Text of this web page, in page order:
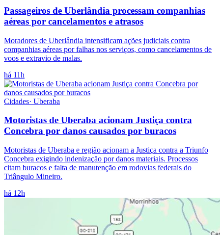
Passageiros de Uberlândia processam companhias
aéreas por cancelamentos e atrasos
Moradores de Uberlândia intensificam ações judiciais contra
companhias aéreas por falhas nos serviços, como cancelamentos de
voos e extravio de malas.
há 11h
Cidades· Uberaba
Motoristas de Uberaba acionam Justiça contra
Concebra por danos causados por buracos
Motoristas de Uberaba e região acionam a Justiça contra a Triunfo
Concebra exigindo indenização por danos materiais. Processos
citam buracos e falta de manutenção em rodovias federais do
Triângulo Mineiro.
há 12h